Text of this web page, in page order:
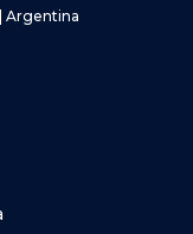
Argentina